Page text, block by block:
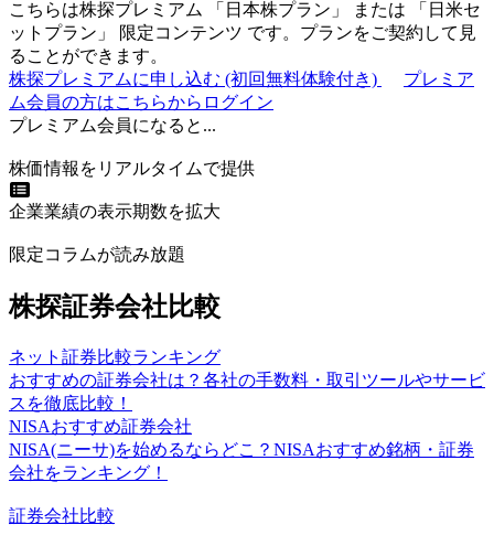
こちらは株探プレミアム 「 日本株プラン 」 または 「 日米セ
ットプラン 」 限定コンテンツ です。プランをご契約して見
ることができます。
株探プレミアムに申し込む (初回無料体験付き)
プレミア
ム会員の方はこちらからログイン
プレミアム会員になると...
株価情報をリアルタイムで提供
企業業績の表示期数を拡大
限定コラムが読み放題
株探証券会社比較
ネット証券比較ランキング
おすすめの証券会社は？各社の手数料・取引ツールやサービ
スを徹底比較！
NISAおすすめ証券会社
NISA(ニーサ)を始めるならどこ？NISAおすすめ銘柄・証券
会社をランキング！
証券会社比較